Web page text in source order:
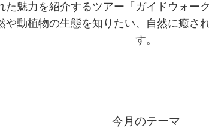
た魅力を紹介するツアー「ガイドウォー
や動植物の生態を知りたい、自然に癒さ
す。
今月のテーマ